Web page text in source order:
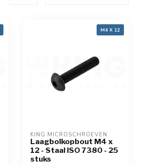
M4 X 12
KING MICROSCHROEVEN
Laagbolkopbout M4 x
12 - Staal ISO 7380 - 25
stuks